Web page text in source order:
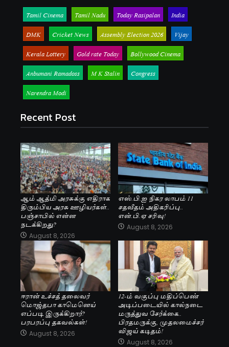
Tamil Cinema Tamil Nadu Today Rasipalan
India
DMK
Cricket News Assembly Election 2026
Vijay
Kerala Lottery
Gold rate Today
Bollywood Cinema
Anbumani Ramadoss
M K Stalin
Congress
Narendra Modi
Recent Post
ஆம் ஆத்மி அரசுக்கு எதிராக
திரும்பிய அரசு ஊழியர்கள்..
பஞ்சாபில் என்ன
நடக்கிறது?
August 8, 2026
எஸ்.பி.ஐ நிகர லாபம் 11
சதவீதம் அதிகரிப்பு..
என்.பி.ஏ சரிவு!
August 8, 2026
ஈரான் உச்சத் தலைவர்
மொஜ்தபா காமெனெய்
எப்படி இருக்கிறார்?
பரபரப்பு தகவல்கள்!
August 8, 2026
12-ம் வகுப்பு மதிப்பெண்
அடிப்படையில் கால்நடை
மருத்துவ சேர்க்கை..
பிரதமருக்கு, முதலமைச்சர்
விஜய் கடிதம்!
August 8, 2026